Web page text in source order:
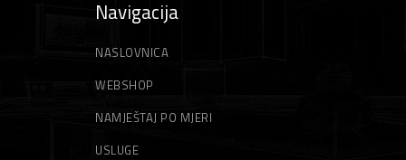
Navigacija
NASLOVNICA
WEBSHOP
NAMJEŠTAJ PO MJERI
USLUGE